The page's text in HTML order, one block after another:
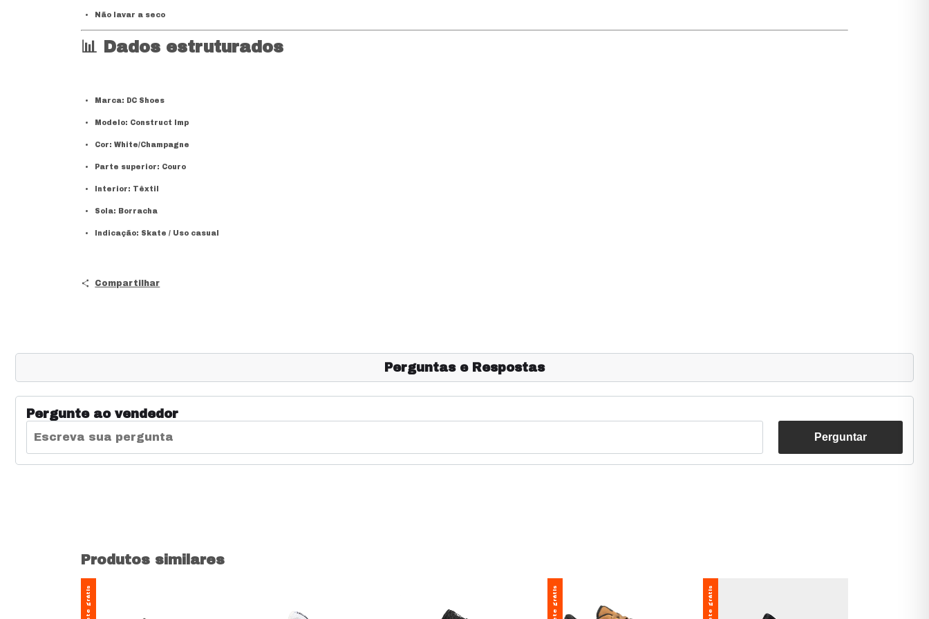
Não lavar a seco
📊 Dados estruturados
Marca: DC Shoes
Modelo: Construct Imp
Cor: White/Champagne
Parte superior: Couro
Interior: Têxtil
Sola: Borracha
Indicação: Skate / Uso casual
Compartilhar
Perguntas e Respostas
Pergunte ao vendedor
Perguntar
Produtos similares
Frete grátis Frete grátis Frete grátis